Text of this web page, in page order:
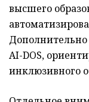
высшего
AI-DOS,
инклюзивного